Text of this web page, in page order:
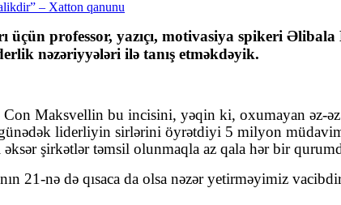
üçün professor, yazıçı, motivasiya spikeri
nəzəriyyələri ilə tanış etməkdəyik.
Maksvellin bu incisini, yəqin ki, oxumayan əz-
liderliyin sirlərini öyrətdiyi 5 milyon
şirkətlər təmsil olunmaqla az qala hər bir
21-nə də qısaca da olsa nəzər yetirməyimiz